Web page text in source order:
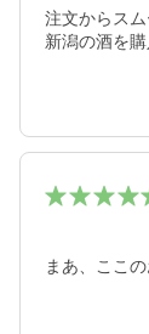
注文からス
新潟の酒を
まあ、ここ